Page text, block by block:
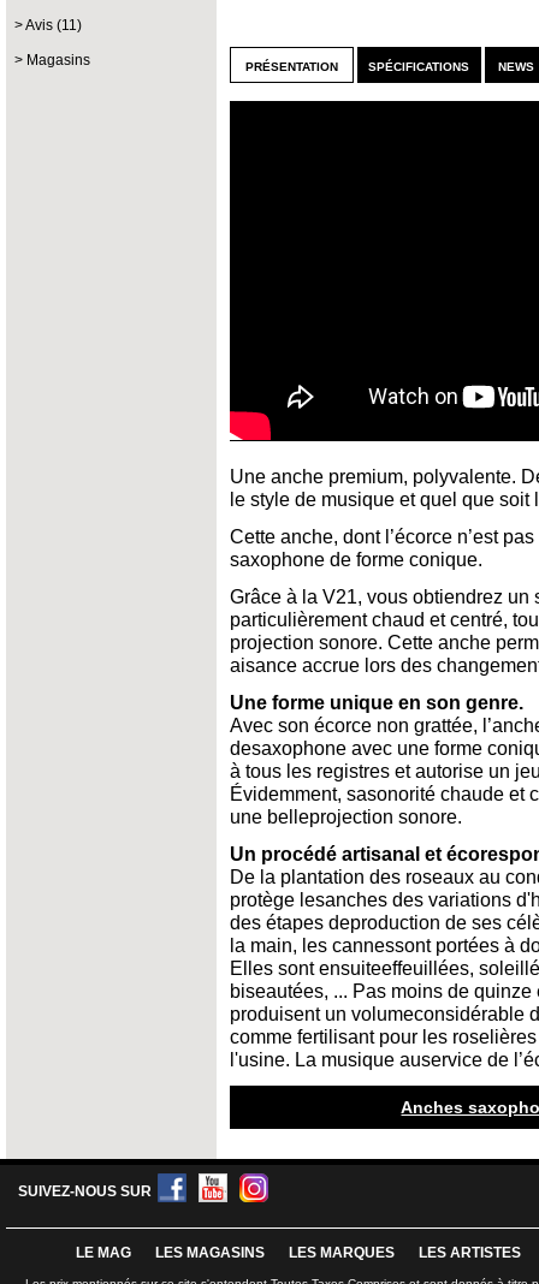
Avis (11)
Magasins présentation
Une anche premium, polyvalente.
le style de musique et quel que soit
Cette anche, dont l’écorce n’est
saxophone de forme conique.
Grâce à la V21, vous obtiendrez un
particulièrement chaud et centré,
projection sonore. Cette anche
aisance accrue lors des
Une forme unique en son genre.
Avec son écorce non grattée,
desaxophone avec une forme
à tous les registres et autorise un
Évidemment, sasonorité chaude et
une belleprojection sonore.
Un procédé artisanal et
De la plantation des roseaux au
protège lesanches des variations
des étapes deproduction de ses
la main, les cannessont portées à
Elles sont ensuiteeffeuillées,
biseautées, ... Pas moins de
produisent un volumeconsidérable
comme fertilisant pour les
l'usine. La musique auservice de
spécifications
Anches
SUIVEZ-NOUS SUR
LE MAG LES MAGASINS LES MARQUES LES ARTISTES